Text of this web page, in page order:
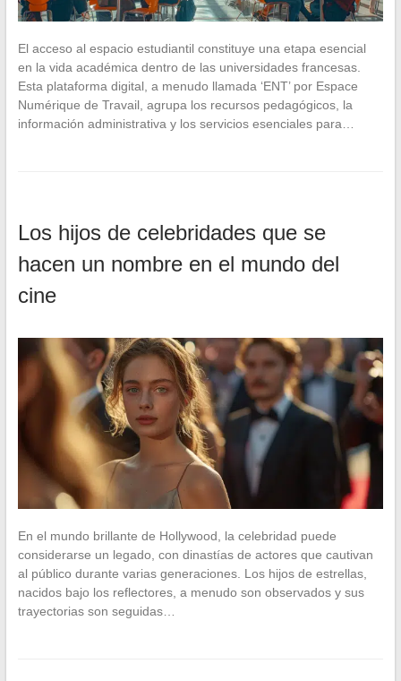
El acceso al espacio estudiantil constituye una etapa esencial
en la vida académica dentro de las universidades francesas.
Esta plataforma digital, a menudo llamada ‘ENT’ por Espace
Numérique de Travail, agrupa los recursos pedagógicos, la
información administrativa y los servicios esenciales para…
Los hijos de celebridades que se
hacen un nombre en el mundo del
cine
En el mundo brillante de Hollywood, la celebridad puede
considerarse un legado, con dinastías de actores que cautivan
al público durante varias generaciones. Los hijos de estrellas,
nacidos bajo los reflectores, a menudo son observados y sus
trayectorias son seguidas…